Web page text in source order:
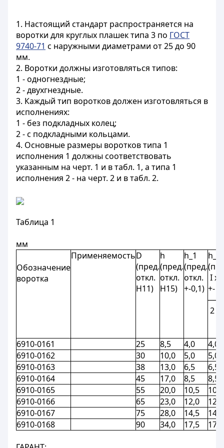
1. Настоящий стандарт распространяется на
воротки для круглых плашек типа 3 по ГОСТ
9740-71 с наружными диаметрами от 25 до 90
мм.
2. Воротки должны изготовляться типов:
1 - одногнездные;
2 - двухгнездные.
3. Каждый тип воротков должен изготовляться в
исполнениях:
1 - без подкладных колец;
2 - с подкладными кольцами.
4. Основные размеры воротков типа 1
исполнения 1 должны соответствовать
указанным на черт. 1 и в табл. 1, а типа 1
исполнения 2 - на черт. 2 и в табл. 2.
Таблица 1
мм
Обозначение
воротка
ПрименяемостьD
(пред.
откл.
Н11)
h
(пред.
откл.
Н15)
h_1
(пред.
откл.
+-0,1)
h_2
І x
+-
2
6910-0161 25 8,5 4,0
4,0
6910-0162
30 10,0 5,0
5,0
6910-0163
38 13,0 6,5
6,5
6910-0164
45 17,0 8,5
8,5
6910-0165
55 20,0 10,5
10,5
6910-0166
65 23,0 12,0
12,0
6910-0167
75 28,0 14,5
14,5
6910-0168
90 34,0 17,5 17,5